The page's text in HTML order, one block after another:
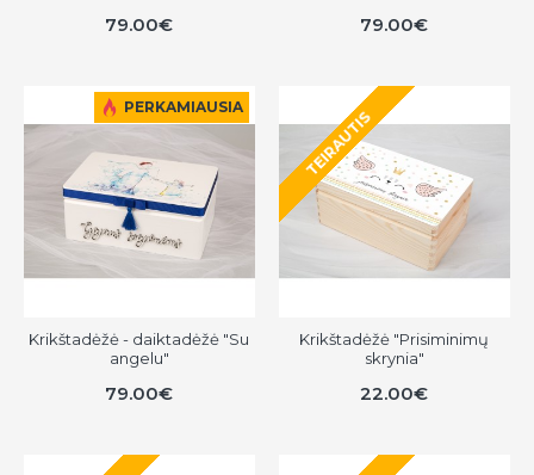
79.00€ 79.00€
PERKAMIAUSIA
Krikštadėžė - daiktadėžė "Su
angelu"
79.00€
TEIRAUTIS
Krikštadėžė "Prisiminimų
skrynia"
22.00€